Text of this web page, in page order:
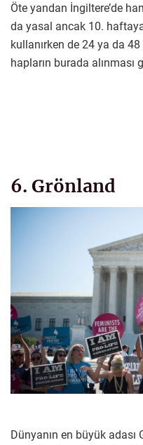
Öte yandan İngiltere’de
da yasal ancak 10.
kullanırken de 24 ya da
hapların burada alınması
6. Grönland
Dünyanın en büyük adası